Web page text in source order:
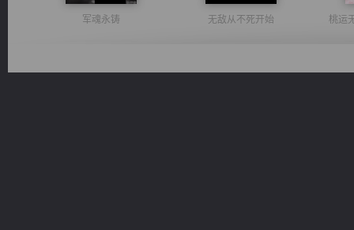
军魂永铸 无敌从不死开始 桃运